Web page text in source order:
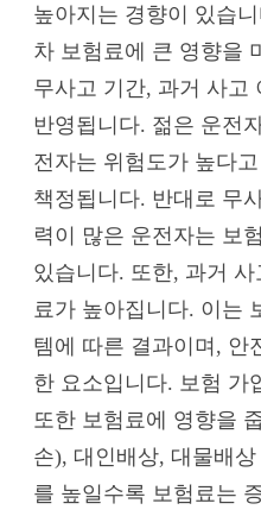
높아지는 경향이 있습
차 보험료에 큰 영향을
무사고 기간, 과거 사고
반영됩니다. 젊은 운전
전자는 위험도가 높다
책정됩니다. 반대로 무
력이 많은 운전자는 보
있습니다. 또한, 과거
료가 높아집니다. 이는
템에 따른 결과이며, 안
한 요소입니다. 보험 가
또한 보험료에 영향을
손), 대인배상, 대물배
를 높일수록 보험료는